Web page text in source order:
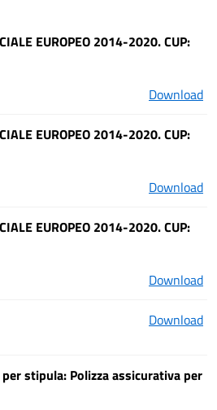
EUROPEO 2014-2020. CUP:
Download
EUROPEO 2014-2020. CUP:
Download
EUROPEO 2014-2020. CUP:
Download
Download
stipula: Polizza assicurativa per